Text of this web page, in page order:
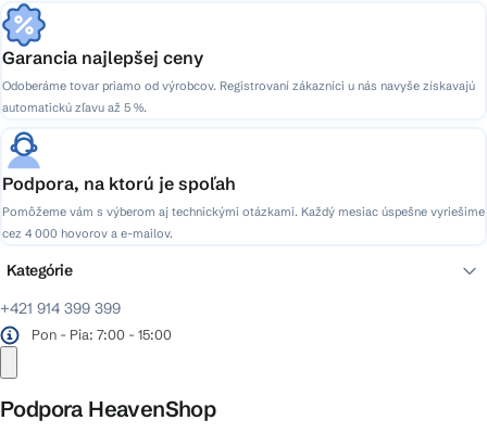
Garancia najlepšej ceny
Odoberáme tovar priamo od výrobcov. Registrovaní zákazníci u nás navyše získavajú
automatickú zľavu až 5 %.
Podpora, na ktorú je spoľah
Pomôžeme vám s výberom aj technickými otázkami. Každý mesiac úspešne vyriešime
cez 4 000 hovorov a e-mailov.
+421 914 399 399
Pon - Pia: 7:00 - 15:00
Podpora HeavenShop
Kategórie